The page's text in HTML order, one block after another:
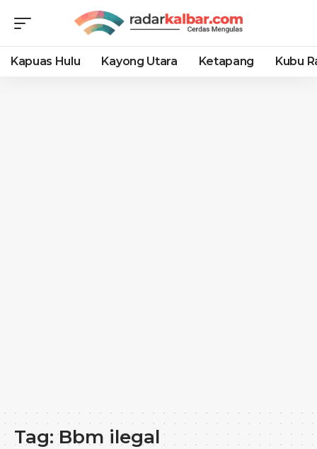
Kapuas Hulu Kayong Utara Ketapang Kubu
Tag:Bbm ilegal